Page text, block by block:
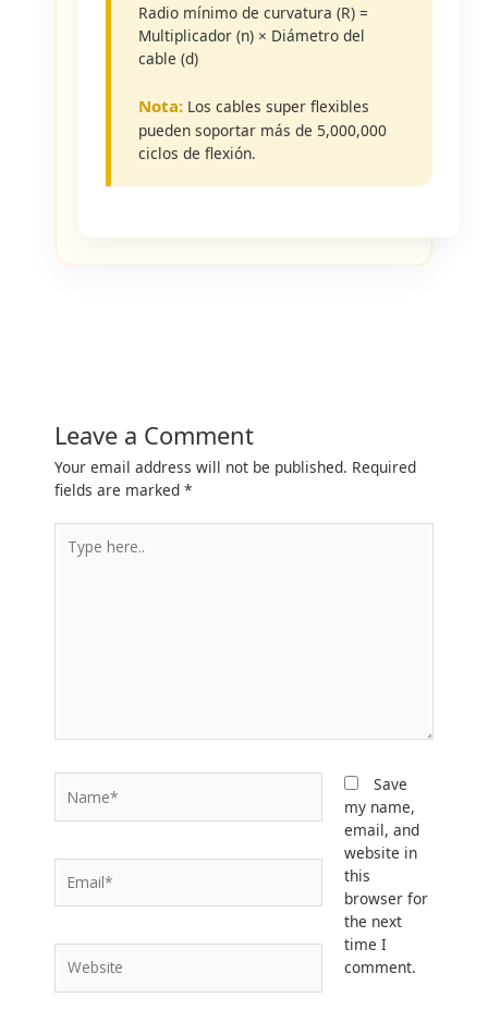
Radio mínimo de curvatura (R) =
Multiplicador (n) × Diámetro del
cable (d)
Nota: Los cables super flexibles
pueden soportar más de 5,000,000
ciclos de flexión.
Leave a Comment
Your email address will not be published. Required
fields are marked*
here..
Save
my name,
email, and
website in
this
browser for
the next
time I
comment.